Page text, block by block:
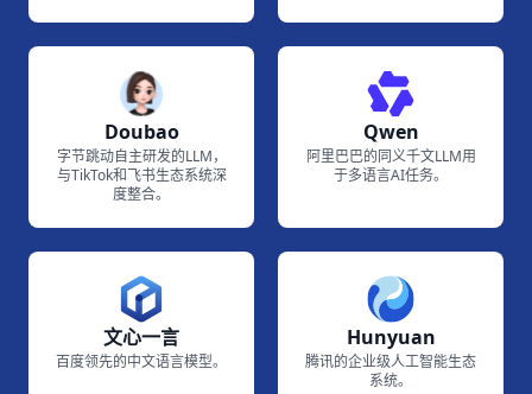
Doubao
字节跳动自主研发的LLM，
与TikTok和飞书生态系统深
度整合。
Qwen
阿里巴巴的同义千文LLM用
于多语言AI任务。
文心一言
百度领先的中文语言模型。
Hunyuan
腾讯的企业级人工智能生态
系统。